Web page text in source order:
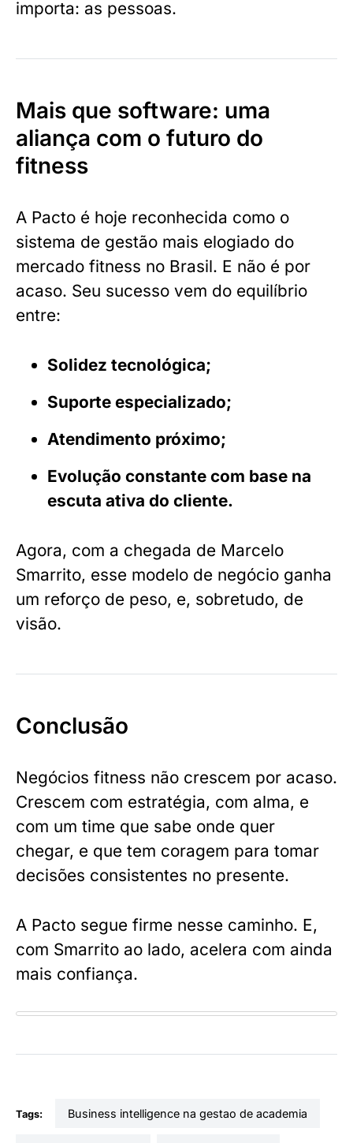
importa: as pessoas.
Mais que software: uma
aliança com o futuro do
fitness
A Pacto é hoje reconhecida como o
sistema de gestão mais elogiado do
mercado fitness no Brasil. E não é por
acaso. Seu sucesso vem do equilíbrio
entre:
Solidez tecnológica;
Suporte especializado;
Atendimento próximo;
Evolução constante com base na
escuta ativa do cliente.
Agora, com a chegada de Marcelo
Smarrito, esse modelo de negócio ganha
um reforço de peso, e, sobretudo, de
visão.
Conclusão
Negócios fitness não crescem por acaso.
Crescem com estratégia, com alma, e
com um time que sabe onde quer
chegar, e que tem coragem para tomar
decisões consistentes no presente.
A Pacto segue firme nesse caminho. E,
com Smarrito ao lado, acelera com ainda
mais confiança.
Tags: business intelligence na gestao de academia